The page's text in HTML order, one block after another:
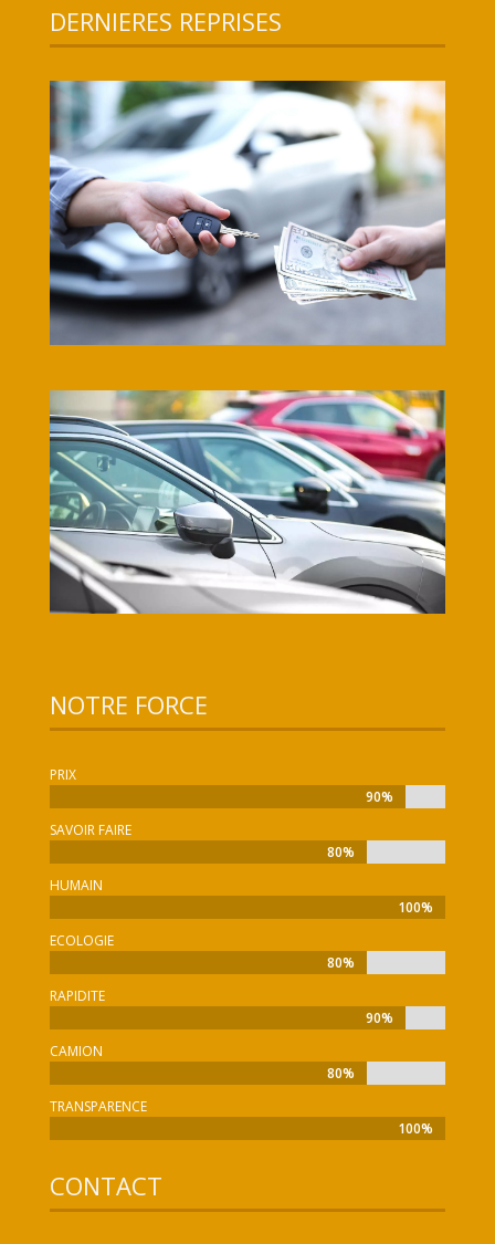
DERNIERES REPRISES
NOTRE FORCE
PRIX
90%
90%
SAVOIR FAIRE
80%
80%
HUMAIN
100%
100%
ECOLOGIE
80%
80%
RAPIDITE
90%
90%
CAMION
80%
80%
TRANSPARENCE
100%
100%
CONTACT